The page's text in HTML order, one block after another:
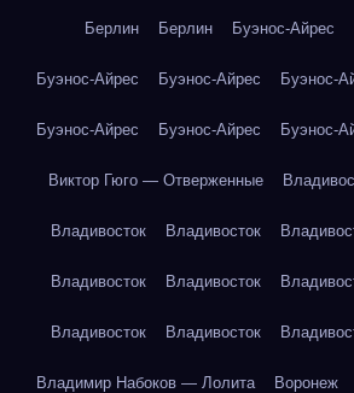
Берлин Берлин Буэнос-Айрес
Буэнос-Айрес Буэнос-Айрес Буэнос-
Буэнос-Айрес Буэнос-Айрес Буэнос-
Виктор Гюго — Отверженные
Владивосток Владивосток
Владивосток Владивосток
Владивосток Владивосток
Владимир Набоков — Лолита Воронеж